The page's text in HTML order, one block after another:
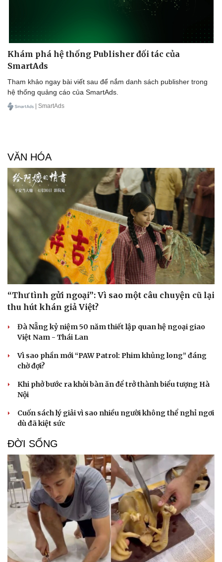
Tin Công nghệ
Trải nghiệm
Khám phá hệ thống Publisher đối tác của
SmartAds
Tham khảo ngay bài viết sau để nắm danh sách publisher trong
hệ thống quảng cáo của SmartAds.
| SmartAds
VĂN HÓA
“Thư tình gửi ngoại”: Vì sao một câu chuyện cũ lại
thu hút khán giả Việt?
Đà Nẵng kỷ niệm 50 năm thiết lập quan hệ ngoại giao
Việt Nam - Thái Lan
Vì sao phần mới “PAW Patrol: Phim khủng long” đáng
chờ đợi?
Khi phở bước ra khỏi bàn ăn để trở thành biểu tượng Hà
Nội
Cuốn sách lý giải vì sao nhiều người không thể nghỉ ngơi
dù đã kiệt sức
ĐỜI SỐNG